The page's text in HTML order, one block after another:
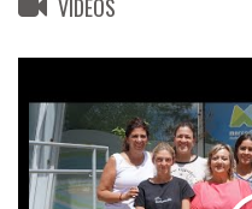
VIDEOS